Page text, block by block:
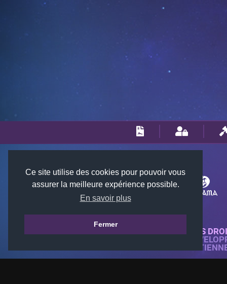
Ce site utilise des cookies pour pouvoir vous
assurer la meilleure expérience possible.
En savoir plus
Fermer
© 2018-2026 KTARENA. TOUS
SITE WEB ENTIÈREMENT
TOUTES LES IMAGES